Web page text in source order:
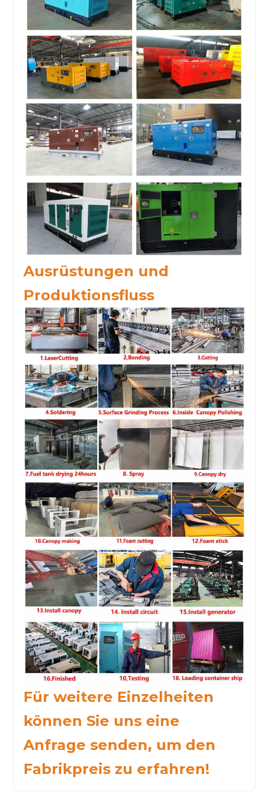
Ausrüstungen und
Produktionsfluss
Für weitere Einzelheiten
können Sie uns eine
Anfrage senden, um den
Fabrikpreis zu erfahren!